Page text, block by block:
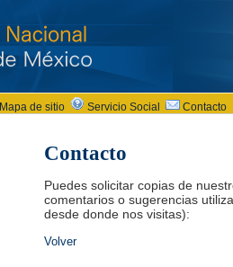
Mapa de sitio Servicio Social Contacto
Contacto
Puedes solicitar copias de
comentarios o sugerencias
desde donde nos visitas):
Volver